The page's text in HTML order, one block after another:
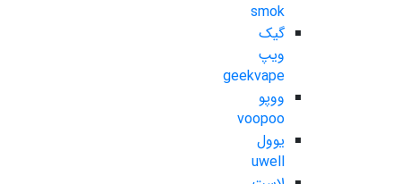
smok
گیک
ویپ
geekvape
ووپو
voopoo
یوول
uwell